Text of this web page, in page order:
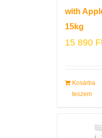
with
15kg
15 890
Kosárba
teszem